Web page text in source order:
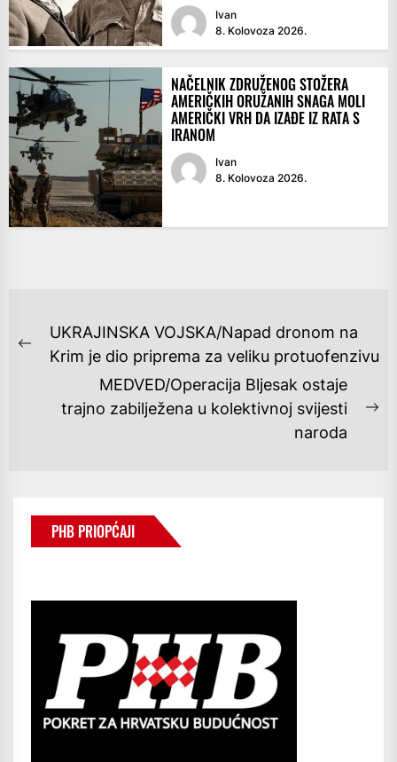
Ivan
8. Kolovoza 2026.
NAČELNIK ZDRUŽENOG STOŽERA
AMERIČKIH ORUŽANIH SNAGA MOLI
AMERIČKI VRH DA IZAĐE IZ RATA S
IRANOM
Ivan
8. Kolovoza 2026.
NAVIGACIJA
OBJAVA
Previous
UKRAJINSKA VOJSKA/Napad dronom na
Krim je dio priprema za veliku protuofenzivu
MEDVED/Operacija Bljesak ostaje
trajno zabilježena u kolektivnoj svijesti
naroda
PHB PRIOPĆAJI